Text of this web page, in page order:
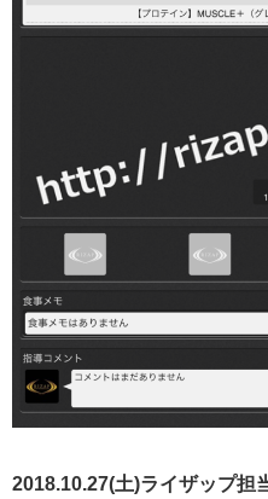
2018.10.27(土)ライザップ担